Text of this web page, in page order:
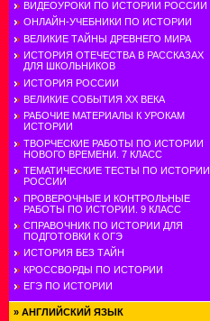
ВИДЕОУРОКИ ПО ИСТОРИИ РОССИИ
ОНЛАЙН-УЧЕБНИКИ ПО ИСТОРИИ
ВЕЛИКИЕ ТАЙНЫ ДРЕВНЕГО МИРА
ИСТОРИЯ ОТЕЧЕСТВА В РАССКАЗАХ
ДЛЯ ШКОЛЬНИКОВ
ИСТОРИЯ РОССИИ
ВЕЛИКИЕ СОБЫТИЯ ХХ ВЕКА
РАБОЧИЕ МАТЕРИАЛЫ К УРОКАМ
ИСТОРИИ
ТВОРЧЕСКИЕ РАБОТЫ ПО ИСТОРИИ
НОВОГО ВРЕМЕНИ. 7 КЛАСС
ТЕМАТИЧЕСКИЕ ТЕСТЫ ПО ИСТОРИИ
РОССИИ
ПРОВЕРОЧНЫЕ И КОНТРОЛЬНЫЕ
РАБОТЫ ПО ИСТОРИИ. 9 КЛАСС
СПРАВОЧНИК ПО ИСТОРИИ ДЛЯ
ПОДГОТОВКИ К ОГЭ
ИСТОРИЯ БЕЗ ТАЙН
КРОССВОРДЫ ПО ИСТОРИИ
ЕГЭ ПО ИСТОРИИ
» АНГЛИЙСКИЙ ЯЗЫК